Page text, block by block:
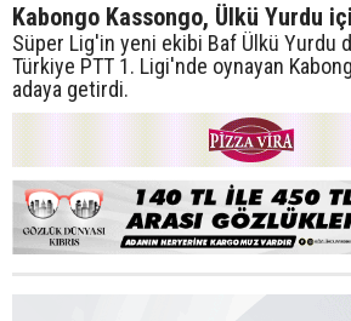
Kabongo Kassongo, Ülkü Yurdu
Süper Lig'in yeni ekibi Baf Ülkü Yurdu
Türkiye PTT 1. Ligi'nde oynayan
adaya getirdi.